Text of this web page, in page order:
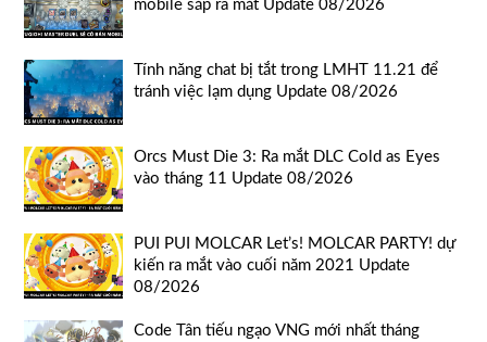
mobile sắp ra mắt Update 08/2026
Tính năng chat bị tắt trong LMHT 11.21 để
tránh việc lạm dụng Update 08/2026
Orcs Must Die 3: Ra mắt DLC Cold as Eyes
vào tháng 11 Update 08/2026
PUI PUI MOLCAR Let’s! MOLCAR PARTY! dự
kiến ra mắt vào cuối năm 2021 Update
08/2026
Code Tân tiếu ngạo VNG mới nhất tháng